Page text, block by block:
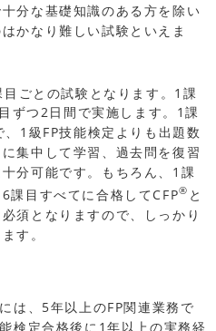
分な基礎知識のある方を除い
かなり難しい試験といえま
ごとの試験となります。1課
ずつ2日間で実施します。1課
1級FP技能検定よりも出題数
集中して学習、過去問を復習
分可能です。もちろん、1課
課目すべてに合格してCFP® と
須となりますので、しっかり
す。
は、5年以上のFP関連業務で
検定合格後に1年以上の実務経